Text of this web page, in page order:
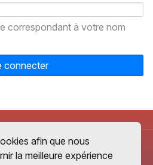
correspondant à votre nom
connecter
afin que nous
la meilleure expérience